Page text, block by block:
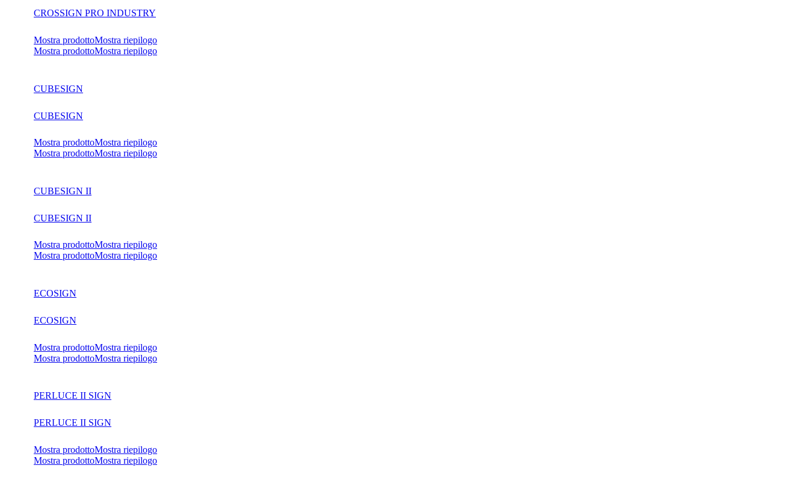
CROSSIGN PRO INDUSTRY
Mostra prodottoMostra riepilogo
Mostra prodottoMostra riepilogo
CUBESIGN
CUBESIGN
Mostra prodottoMostra riepilogo
Mostra prodottoMostra riepilogo
CUBESIGN II
CUBESIGN II
Mostra prodottoMostra riepilogo
Mostra prodottoMostra riepilogo
ECOSIGN
ECOSIGN
Mostra prodottoMostra riepilogo
Mostra prodottoMostra riepilogo
PERLUCE II SIGN
PERLUCE II SIGN
Mostra prodottoMostra riepilogo
Mostra prodottoMostra riepilogo